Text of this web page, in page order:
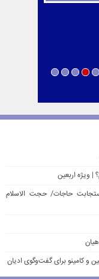
ویژه اربعین
حاجات/ حجت الاسلام
و کامینو برای گفت‌وگوی ادیان